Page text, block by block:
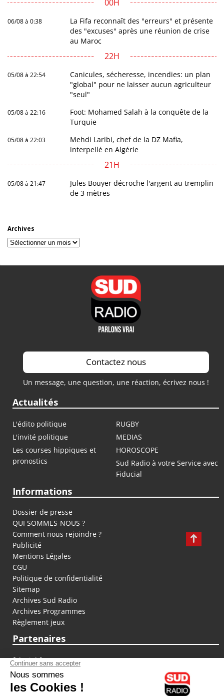
00H
06/08 à 0:38
La Fifa reconnaît des "erreurs" et présente
des "excuses" après une réunion de crise
au Maroc
22H
05/08 à 22:54
Canicules, sécheresse, incendies: un plan
"global" pour ne laisser aucun agriculteur
"seul"
05/08 à 22:16
Foot: Mohamed Salah à la conquête de la
Turquie
05/08 à 22:03
Mehdi Laribi, chef de la DZ Mafia,
interpellé en Algérie
21H
05/08 à 21:47
Jules Bouyer décroche l'argent au tremplin
de 3 mètres
Archives
Archives
Contactez nous
Un message, une question, une réaction, écrivez nous !
Actualités
L'édito politique
RUGBY
L'invité politique
MEDIAS
Les courses hippiques et
pronostics
HOROSCOPE
Sud Radio à votre Service avec
Fiducial
Informations
Dossier de presse
QUI SOMMES-NOUS ?
Comment nous rejoindre ?
Publicité
Mentions Légales
CGU
Politique de confidentialité
Sitemap
Archives Sud Radio
Archives Programmes
Règlement jeux
Partenaires
fiducial.fr
lyoncapitale.fr
olympique-et-lyonnais.com